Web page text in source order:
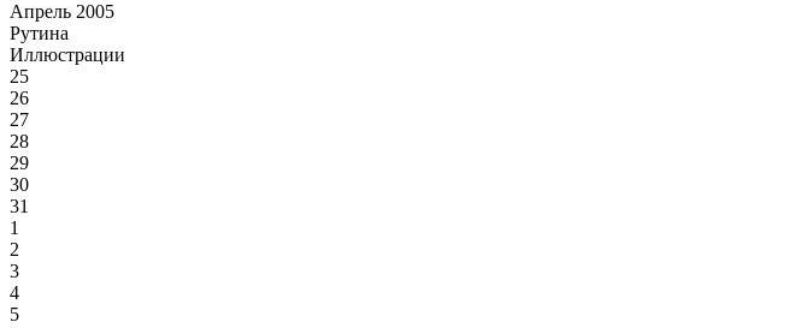
Апрель 2005
Рутина
Иллюстрации
25
26
27
28
29
30
31
1
2
3
4
5